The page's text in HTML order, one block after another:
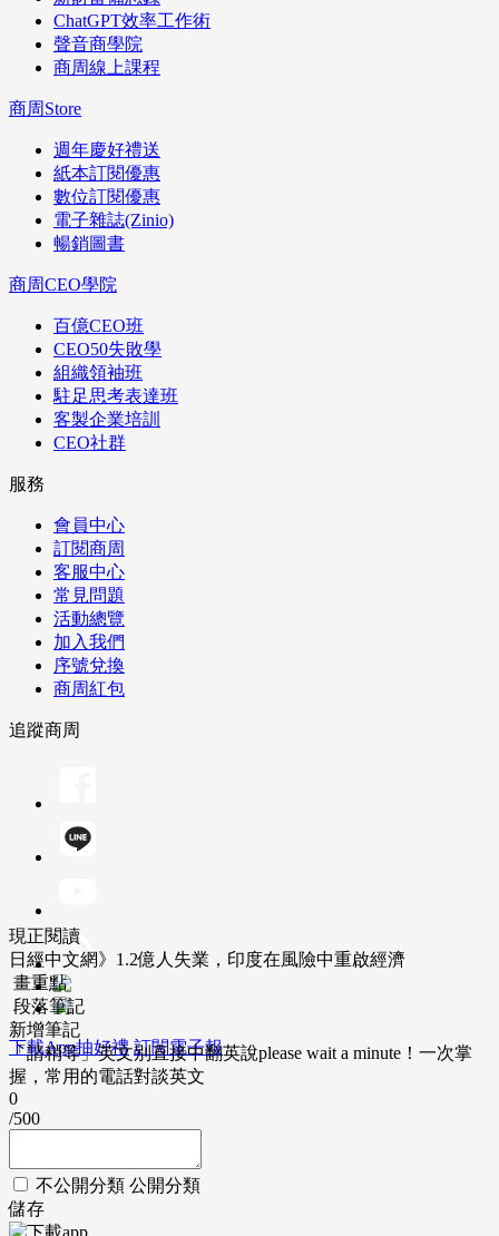
ChatGPT效率工作術
聲音商學院
商周線上課程
商周Store
週年慶好禮送
紙本訂閱優惠
數位訂閱優惠
電子雜誌(Zinio)
暢銷圖書
商周CEO學院
百億CEO班
CEO50失敗學
組織領袖班
駐足思考表達班
客製企業培訓
CEO社群
服務
會員中心
訂閱商周
客服中心
常見問題
活動總覽
加入我們
序號兌換
商周紅包
追蹤商周
下載App抽好禮 訂閱電子報
現正閱讀
日經中文網》1.2億人失業，印度在風險中重啟經濟
畫重點
段落筆記
新增筆記
「請稍等」英文別直接中翻英說please wait a minute！一次掌
握，常用的電話對談英文
0
/500
不公開分類 公開分類
儲存